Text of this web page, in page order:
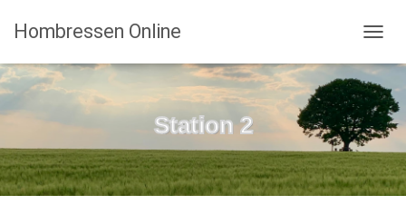
Hombressen Online
A
V
G
A
T
O
Station 2